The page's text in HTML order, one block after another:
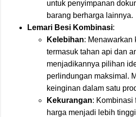
untuk penyimpanan
barang berharga lainnya.
Lemari Besi Kombinasi:
Kelebihan: Menawarkan
termasuk tahan api dan
menjadikannya pilihan
perlindungan maksimal.
keinginan dalam satu
Kekurangan: Kombinasi
harga menjadi lebih